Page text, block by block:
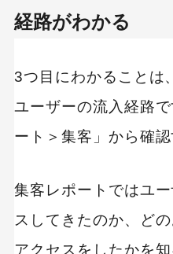
経路がわかる
3つ目にわかることは
ユーザーの流入経路
ート＞集客」から確
集客レポートではユ
スしてきたのか、ど
アクセスをしたかを